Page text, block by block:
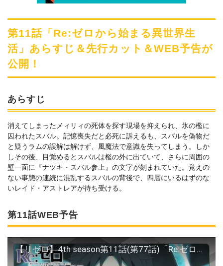
第11話「Re:ゼロから始まる異世界生
活」あらすじ＆先行カット＆WEB予告が
公開！
あらすじ
消えてしまったメィリィの死体を探す現場を抑えられ、氷の檻に
囚われたスバル。記憶喪失だと必死に訴えるも、スバルを偽物だ
と疑うラムの誤解は解けず、風魔法で意識を失ってしまう。しか
しその後、目覚めるとスバルは檻の外に出ていて、さらに周囲の
壁一面に『ナツキ・スバル参上』の文字が刻まれていた。覚えの
ない事態の連続に混乱するスバルの背後で、四層にいるはずのな
いレイド・アストレアが待ち受ける。
第11話WEB予告
【リゼロ】4th season第11話(第77話)「Re:ゼロから始まる異世界生活」WEB予告│TVアニメ『Re:ゼロから始める異世界生活』4th season 好評放送中